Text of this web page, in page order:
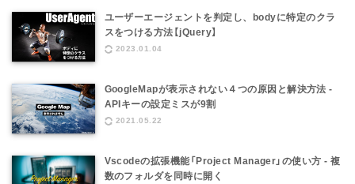
ユーザーエージェントを判定し、bodyに特定のクラ
スをつける方法【jQuery】
2023.01.04
GoogleMapが表示されない４つの原因と解決方法 -
APIキーの設定ミスが9割
2021.05.22
Vscodeの拡張機能「Project Manager」の使い方 - 複
数のフォルダを同時に開く